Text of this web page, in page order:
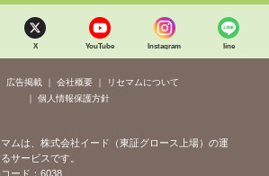
X YouTube Instagram line
広告掲載 会社概要
リセマムについて
個人情報保護方針
マムは、株式会社イード（東証グロース上場）の運
サービスです。
ード：6038